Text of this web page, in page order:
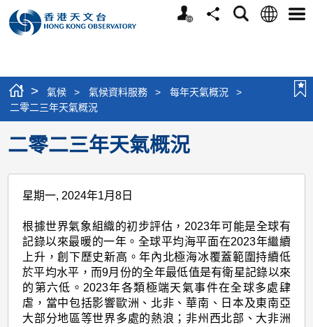
個
分
搜
語
選
> 氣候 > 氣候資料服務 > 每年天氣概況
>
二零二三年天氣概況
二零二三年天氣概況
星期一, 2024年1月8日
根據世界氣象組織的初步評估，2023年可能是全球有
記錄以來最暖的一年。全球平均海平面在2023年繼續
上升，創下歷史新高。年內北極海冰覆蓋範圍持續低
於平均水平，而9月份的全年最低值是有衛星記錄以來
的第六低。2023年各類極端天氣事件在全球多處肆
虐，當中包括影響歐洲、北非、華南、日本及東南亞
大部分地區等世界多處的熱浪；非州西北部、大非洲